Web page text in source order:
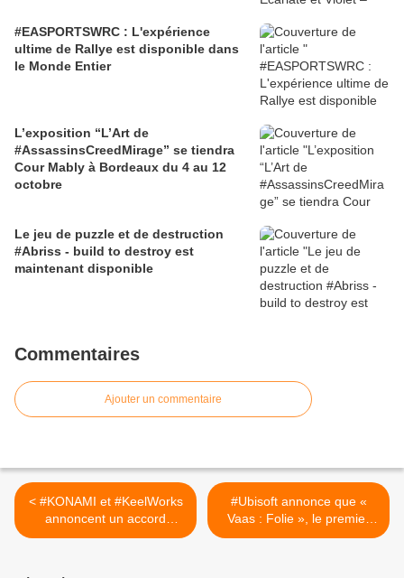
#EASPORTSWRC : L'expérience
ultime de Rallye est disponible dans
le Monde Entier
L’exposition “L’Art de
#AssassinsCreedMirage” se tiendra
Cour Mably à Bordeaux du 4 au 12
octobre
Le jeu de puzzle et de destruction
#Abriss - build to destroy est
maintenant disponible
Commentaires
Ajouter un commentaire
< #KONAMI et #KeelWorks
annoncent un accord
d’édition mondial pour
#Ubisoft annonce que «
Vaas : Folie », le premier
DLC de #FarCry6 sera